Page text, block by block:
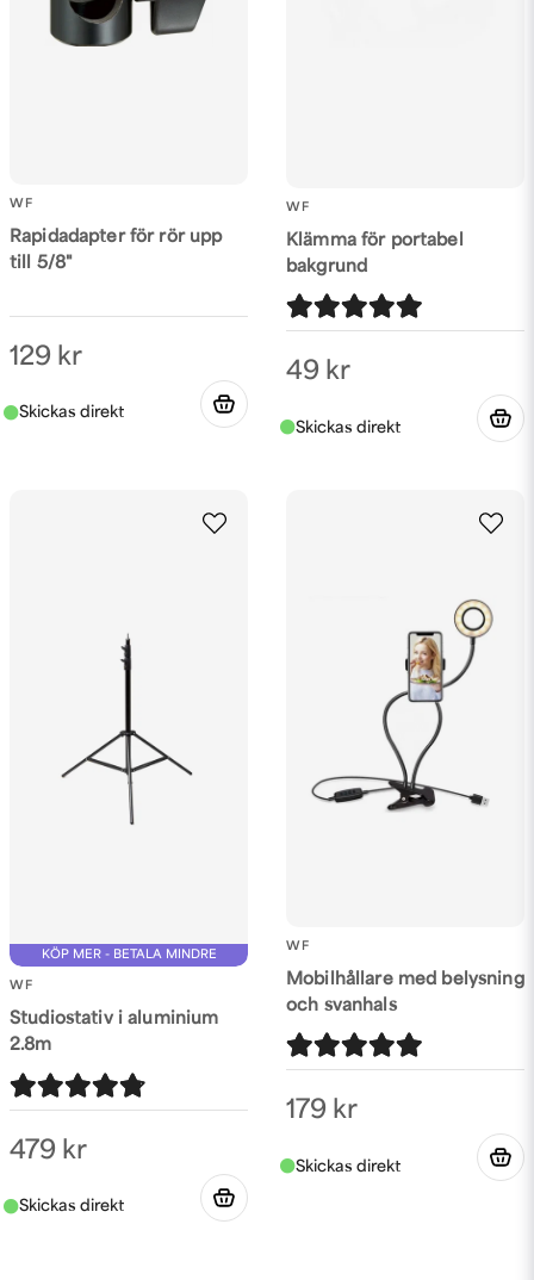
WF
Rapidadapter för rör upp
till 5/8"
129 kr
WF
Klämma för portabel
bakgrund
49 kr
KÖP MER - BETALA MINDRE
WF
Studiostativ i aluminium
2.8m
479 kr
WF
Mobilhållare med belysning
och svanhals
179 kr